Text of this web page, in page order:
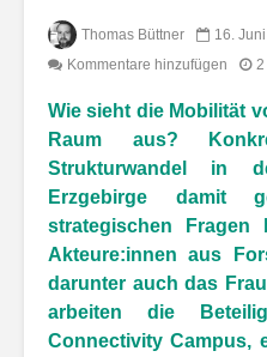
Thomas Büttner
16.
Kommentare hinzufügen
Wie sieht die Mobilität
Raum aus?
Strukturwandel in
Erzgebirge damit
strategischen Fragen
Akteure:innen aus
darunter auch das
arbeiten die
Connectivity Campus,